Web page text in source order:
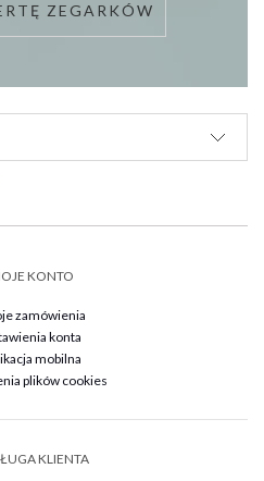
ZEGARKÓW
KONTO
zamówienia
konta
mobilna
plików cookies
KLIENTA